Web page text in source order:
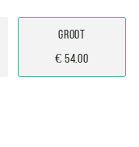
Groot
€ 54.00